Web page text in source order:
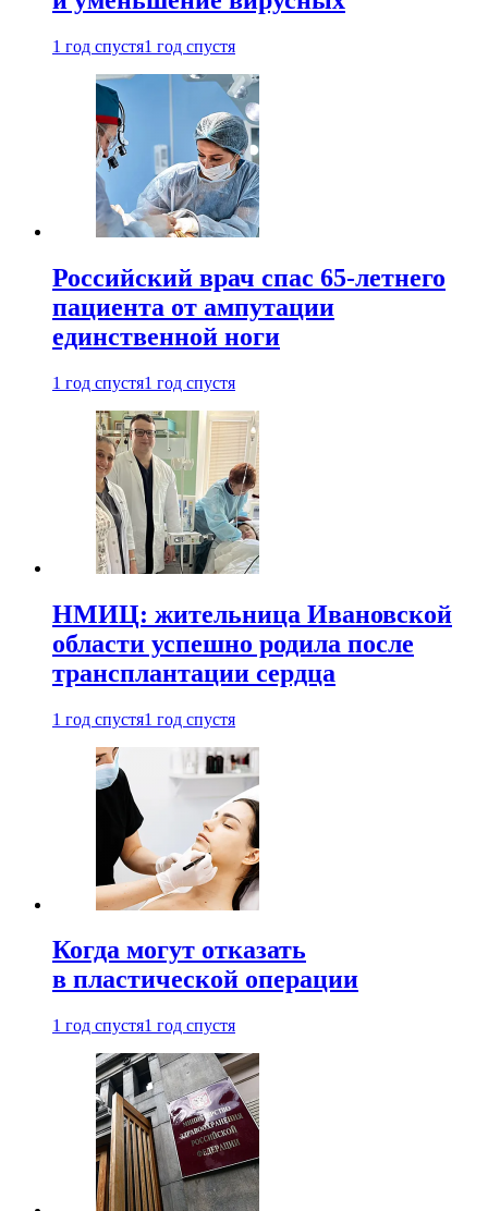
1 год спустя1 год спустя
Российский врач спас 65-летнего
пациента от ампутации
единственной ноги
1 год спустя1 год спустя
НМИЦ: жительница Ивановской
области успешно родила после
трансплантации сердца
1 год спустя1 год спустя
Когда могут отказать
в пластической операции
1 год спустя1 год спустя